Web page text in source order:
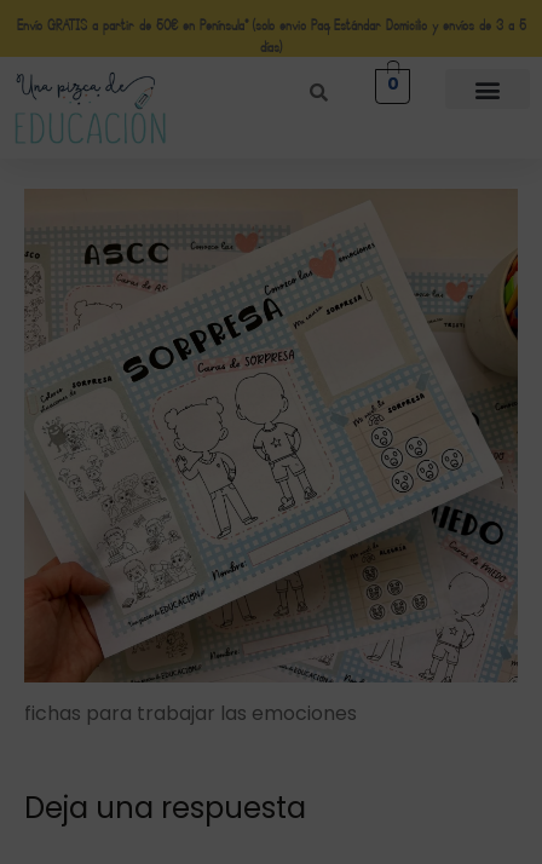
Envío GRATIS a partir de 50€ en Península* (solo envio Paq Estándar Domicilio y envíos de 3 a 5
días)
0
fichas para trabajar las emociones
Deja una respuesta